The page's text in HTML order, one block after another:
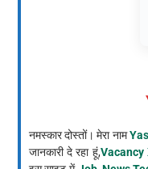
नमस्कार दोस्तों। मेरा नाम
जानकारी दे रहा हूं,Vacancy